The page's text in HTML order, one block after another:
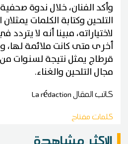
وأكد الفنان، خلال ندوة
التلحين وكتابة الكلمات
لاختياراته، مبينا أنه لا
أخرى متى كانت ملائمة لها،
قرطاج يمثل نتيجة لسنوات
مجال التلحين والغناء.
كاتب المقالLa rédaction
كلمات مفتاح